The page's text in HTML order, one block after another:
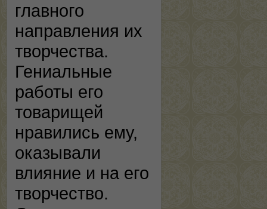
главного
направления их
творчества.
Гениальные
работы его
товарищей
нравились ему,
оказывали
влияние и на его
творчество.